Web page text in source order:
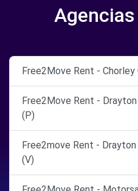
Free2Move Rent - Chorley
Free2Move Rent -
(P)
Free2move Rent -
(V)